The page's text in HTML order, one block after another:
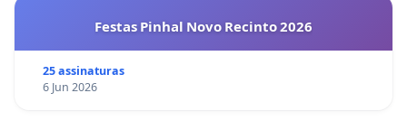
Festas Pinhal Novo Recinto 2026
25 assinaturas
6 Jun 2026